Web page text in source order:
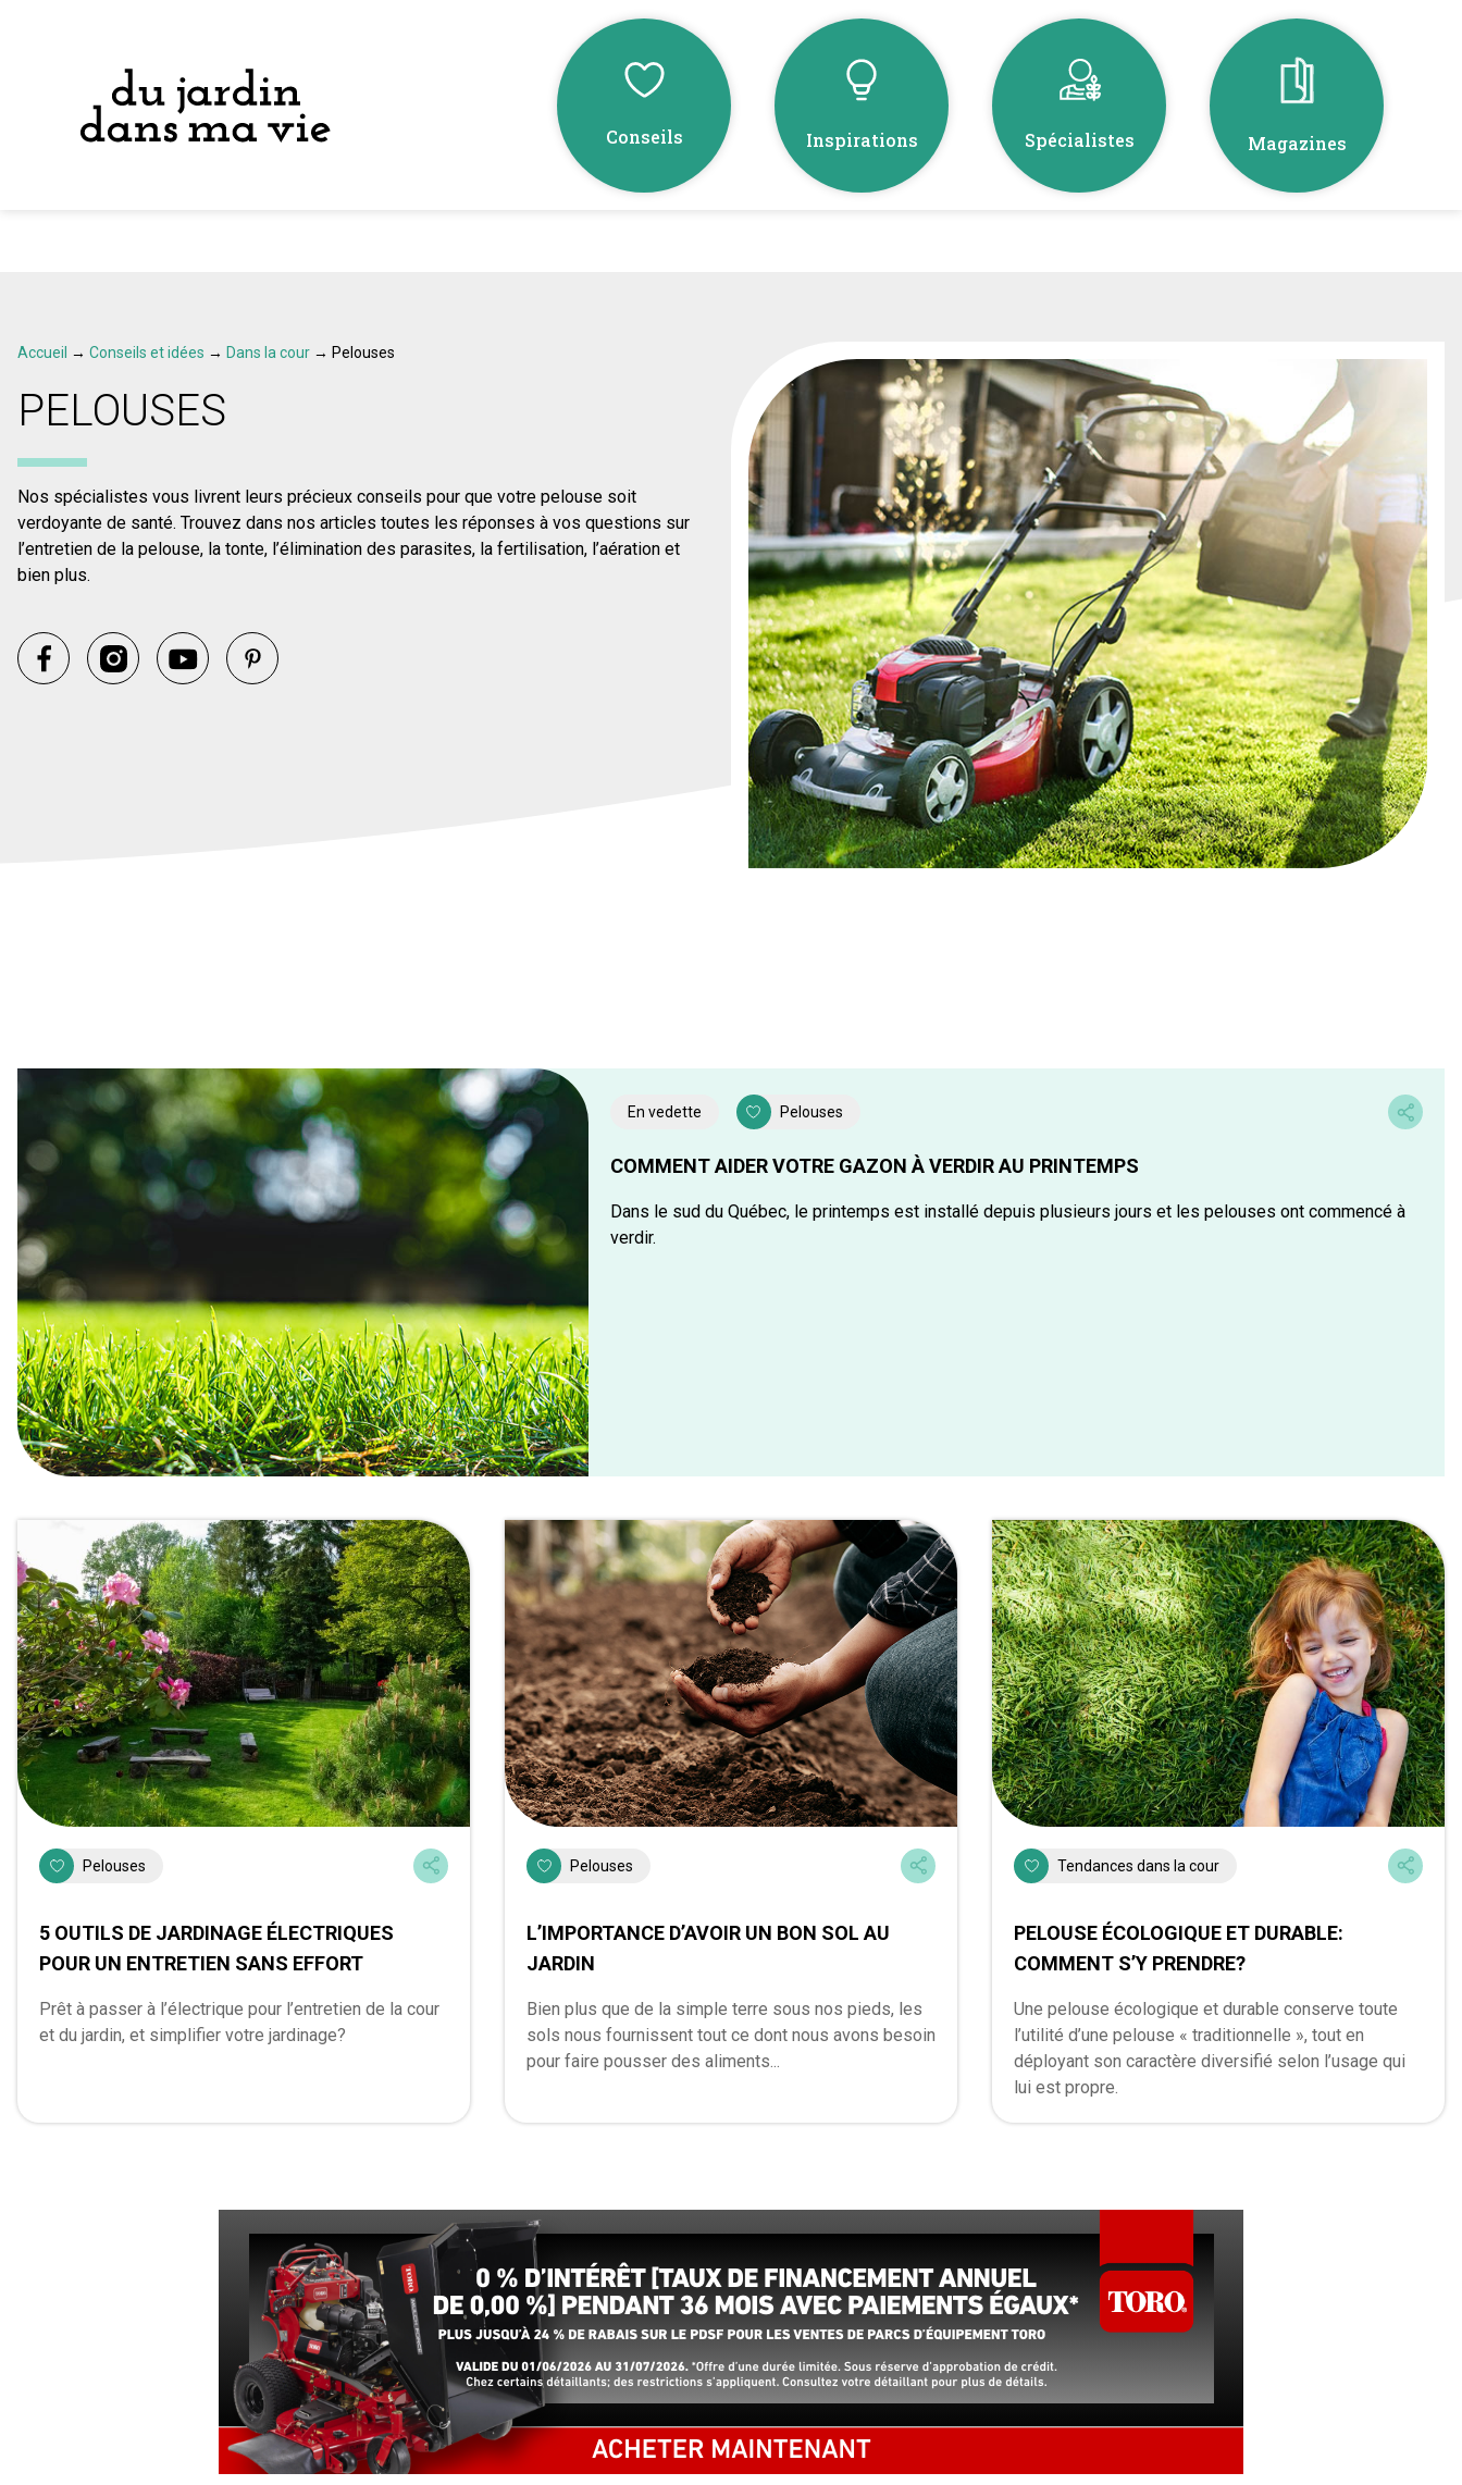
Conseils Inspirations Spécialistes Magazines
Accueil → Conseils et idées → Dans la cour → Pelouses
PELOUSES
Nos spécialistes vous livrent leurs précieux conseils pour que votre pelouse soit
verdoyante de santé. Trouvez dans nos articles toutes les réponses à vos questions sur
l’entretien de la pelouse, la tonte, l’élimination des parasites, la fertilisation, l’aération et
bien plus.
En vedette Pelouses
COMMENT AIDER VOTRE GAZON À VERDIR AU PRINTEMPS
Dans le sud du Québec, le printemps est installé depuis plusieurs jours et les pelouses ont commencé à
verdir.
Pelouses
5 OUTILS DE JARDINAGE ÉLECTRIQUES
POUR UN ENTRETIEN SANS EFFORT
Prêt à passer à l’électrique pour l’entretien de la cour
et du jardin, et simplifier votre jardinage?
Pelouses
L’IMPORTANCE D’AVOIR UN BON SOL AU
JARDIN
Bien plus que de la simple terre sous nos pieds, les
sols nous fournissent tout ce dont nous avons besoin
pour faire pousser des aliments...
Tendances dans la cour
PELOUSE ÉCOLOGIQUE ET DURABLE:
COMMENT S’Y PRENDRE?
Une pelouse écologique et durable conserve toute
l’utilité d’une pelouse « traditionnelle », tout en
déployant son caractère diversifié selon l’usage qui
lui est propre.